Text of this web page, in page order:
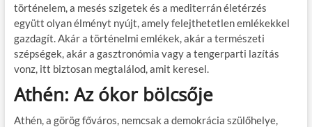
történelem, a mesés szigetek és a mediterrán életérzés
együtt olyan élményt nyújt, amely felejthetetlen emlékekkel
gazdagít. Akár a történelmi emlékek, akár a természeti
szépségek, akár a gasztronómia vagy a tengerparti lazítás
vonz, itt biztosan megtalálod, amit keresel.
Athén: Az ókor bölcsője
Athén, a görög főváros, nemcsak a demokrácia szülőhelye,